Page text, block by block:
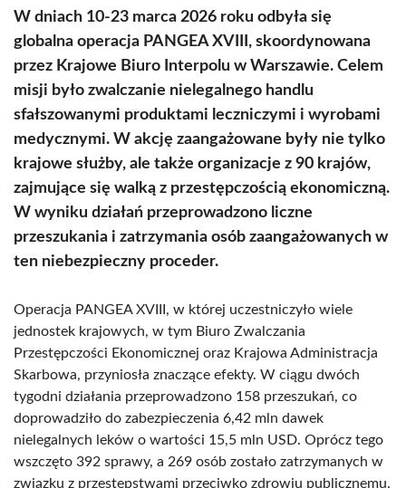
W dniach 10-23 marca 2026 roku odbyła się
globalna operacja PANGEA XVIII, skoordynowana
przez Krajowe Biuro Interpolu w Warszawie. Celem
misji było zwalczanie nielegalnego handlu
sfałszowanymi produktami leczniczymi i wyrobami
medycznymi. W akcję zaangażowane były nie tylko
krajowe służby, ale także organizacje z 90 krajów,
zajmujące się walką z przestępczością ekonomiczną.
W wyniku działań przeprowadzono liczne
przeszukania i zatrzymania osób zaangażowanych w
ten niebezpieczny proceder.
Operacja PANGEA XVIII, w której uczestniczyło wiele
jednostek krajowych, w tym Biuro Zwalczania
Przestępczości Ekonomicznej oraz Krajowa Administracja
Skarbowa, przyniosła znaczące efekty. W ciągu dwóch
tygodni działania przeprowadzono 158 przeszukań, co
doprowadziło do zabezpieczenia 6,42 mln dawek
nielegalnych leków o wartości 15,5 mln USD. Oprócz tego
wszczęto 392 sprawy, a 269 osób zostało zatrzymanych w
związku z przestępstwami przeciwko zdrowiu publicznemu.